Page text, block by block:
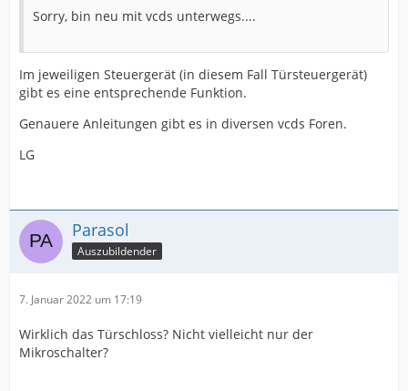
Sorry, bin neu mit vcds unterwegs....
Im jeweiligen Steuergerät (in diesem Fall Türsteuergerät)
gibt es eine entsprechende Funktion.
Genauere Anleitungen gibt es in diversen vcds Foren.
LG
Parasol
Auszubildender
7. Januar 2022 um 17:19
Wirklich das Türschloss? Nicht vielleicht nur der
Mikroschalter?